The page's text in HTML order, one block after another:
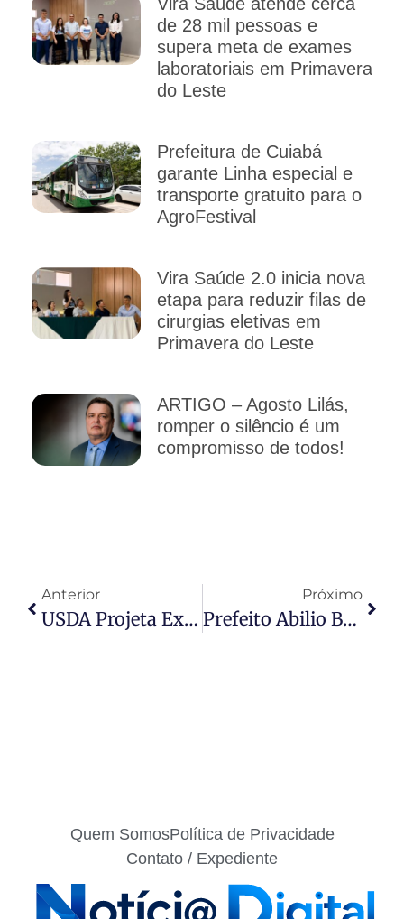
de 28 mil pessoas e
supera meta de exames
laboratoriais em Primavera
do Leste
Prefeitura de Cuiabá
garante Linha especial e
transporte gratuito para o
AgroFestival
Vira Saúde 2.0 inicia nova
etapa para reduzir filas de
cirurgias eletivas em
Primavera do Leste
ARTIGO – Agosto Lilás,
romper o silêncio é um
compromisso de todos!
Anterior
USDA Projeta Exportação De 49 Milhões De Sacas E Safra Recorde No Brasil
Próximo
Prefeito Abilio Brunini Envia LDO Para Câmara Com Previsão De R$ 5 Bilhões Em 2027
Quem SomosPolítica de Privacidade
Contato / Expediente